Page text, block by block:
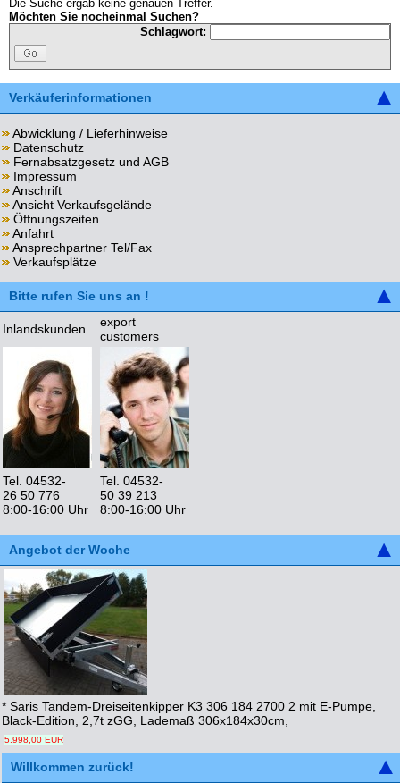
Die Suche ergab keine genauen Treffer.
Möchten Sie nocheinmal Suchen?
Schlagwort:
Verkäuferinformationen
Abwicklung / Lieferhinweise
Datenschutz
Fernabsatzgesetz und AGB
Impressum
Anschrift
Ansicht Verkaufsgelände
Öffnungszeiten
Anfahrt
Ansprechpartner Tel/Fax
Verkaufsplätze
Bitte rufen Sie uns an !
Inlandskunden
export
customers
Tel. 04532-
26 50 776
8:00-16:00 Uhr
Tel. 04532-
50 39 213
8:00-16:00 Uhr
Angebot der Woche
* Saris Tandem-Dreiseitenkipper K3 306 184 2700 2 mit E-Pumpe,
Black-Edition, 2,7t zGG, Lademaß 306x184x30cm,
5.998,00 EUR
Willkommen zurück!